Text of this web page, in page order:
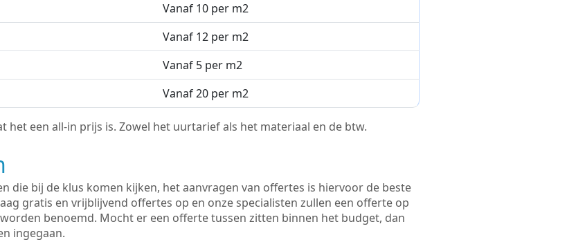
Vanaf 10 per m2
Vanaf 12 per m2
Vanaf 5 per m2
Vanaf 20 per m2
het een all-in prijs is. Zowel het uurtarief als het materiaal en de btw.
die bij de klus komen kijken, het aanvragen van offertes is hiervoor de beste
gratis en vrijblijvend offertes op en onze specialisten zullen een offerte op
benoemd. Mocht er een offerte tussen zitten binnen het budget, dan
ingegaan.